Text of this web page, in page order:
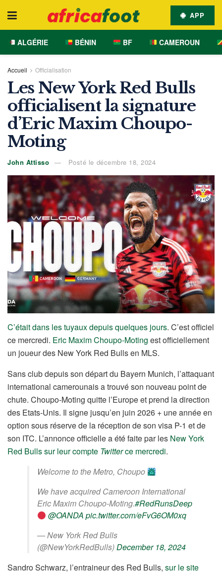
APP
ALGÉRIE BÉNIN BF CAMEROUN
Accueil Officialisation
Les New York Red Bulls
officialisent la signature
d’Eric Maxim Choupo-
Moting
John Attisso Posté le décembre 18, 2024
C’était dans les tuyaux depuis quelques jours. C’est officiel
ce mercredi. Eric Maxim Choupo-Moting est officiellement
un joueur des New York Red Bulls en MLS.
Sans club depuis son départ du Bayern Munich, l’attaquant
international camerounais a trouvé son nouveau point de
chute. Choupo-Moting quitte l’Europe et prend la direction
des Etats-Unis. Il signe jusqu’en juin 2026 + une année en
option sous réserve de la réception de son visa P-1 et de
son ITC. L’annonce officielle a été faite par les New York
Red Bulls sur leur compte Twitterce mercredi.
Welcome to the Metro, Choupo
We have acquired Cameroon International
Eric Maxim Choupo-Moting.#RedRunsDeep
@OANDA pic.twitter.com/eFvG6OM0xq
— New York Red Bulls
(@NewYorkRedBulls)December 18, 2024
Sandro Schwarz, l’entraineur des Red Bulls, sur le site